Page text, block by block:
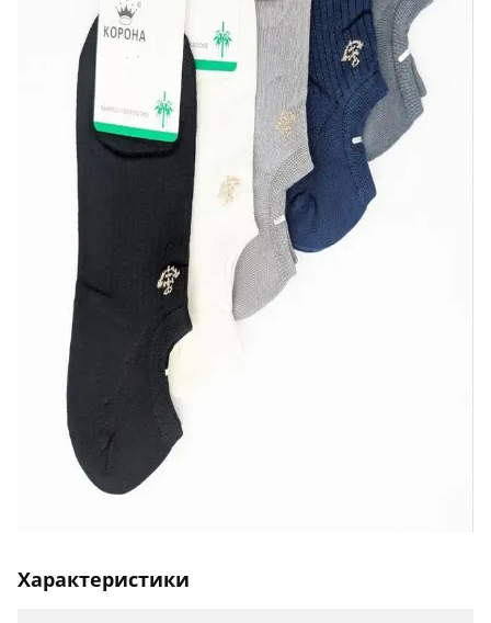
Характеристики